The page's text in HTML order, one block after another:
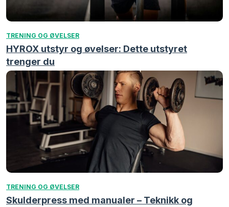
TRENING OG ØVELSER
HYROX utstyr og øvelser: Dette utstyret
trenger du
TRENING OG ØVELSER
Skulderpress med manualer – Teknikk og